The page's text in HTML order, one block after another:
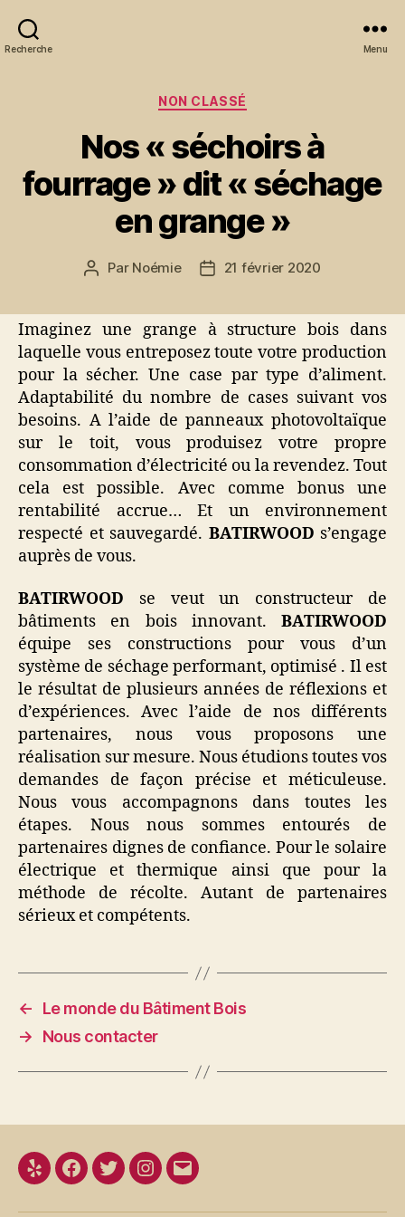
Recherche Menu
Catégories
NON CLASSÉ
Nos « séchoirs à
fourrage » dit « séchage
en grange »
Auteur
Par Noémie
Date21 février 2020
Imaginez une grange à structure bois dans
laquelle vous entreposez toute votre production
pour la sécher. Une case par type d’aliment.
Adaptabilité du nombre de cases suivant vos
besoins. A l’aide de panneaux photovoltaïque
sur le toit, vous produisez votre propre
consommation d’électricité ou la revendez. Tout
cela est possible. Avec comme bonus une
rentabilité accrue… Et un environnement
respecté et sauvegardé. BATIRWOOD s’engage
auprès de vous.
BATIRWOOD se veut un constructeur de
bâtiments en bois innovant. BATIRWOOD
équipe ses constructions pour vous d’un
système de séchage performant, optimisé . Il est
le résultat de plusieurs années de réflexions et
d’expériences. Avec l’aide de nos différents
partenaires, nous vous proposons une
réalisation sur mesure. Nous étudions toutes vos
demandes de façon précise et méticuleuse.
Nous vous accompagnons dans toutes les
étapes. Nous nous sommes entourés de
partenaires dignes de confiance. Pour le solaire
électrique et thermique ainsi que pour la
méthode de récolte. Autant de partenaires
sérieux et compétents.
←
Le monde du Bâtiment Bois
→
Nous contacter
Yelp Facebook
TwitterInstagram
E-